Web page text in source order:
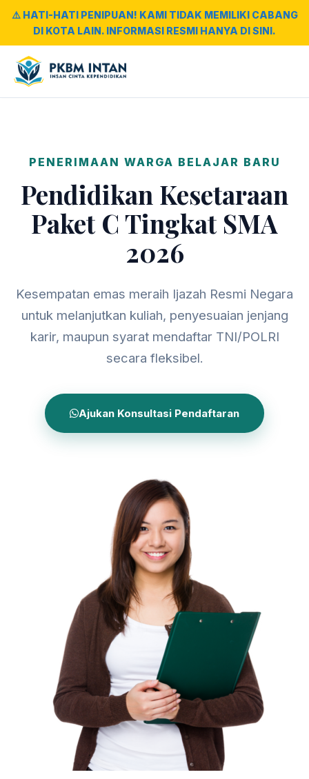
⚠️ HATI-HATI PENIPUAN! KAMI TIDAK MEMILIKI CABANG
DI KOTA LAIN. INFORMASI RESMI HANYA DI SINI.
PENERIMAAN WARGA BELAJAR BARU
Pendidikan Kesetaraan
Paket C Tingkat SMA
2026
Kesempatan emas meraih Ijazah Resmi Negara
untuk melanjutkan kuliah, penyesuaian jenjang
karir, maupun syarat mendaftar TNI/POLRI
secara fleksibel.
Ajukan Konsultasi Pendaftaran